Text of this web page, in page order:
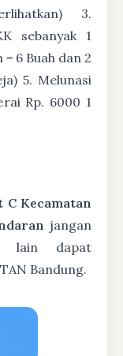
3.
sebanyak 1
6 Buah dan 2
5. Melunasi
Rp. 6000 1
C Kecamatan
jangan
lain dapat
Bandung.